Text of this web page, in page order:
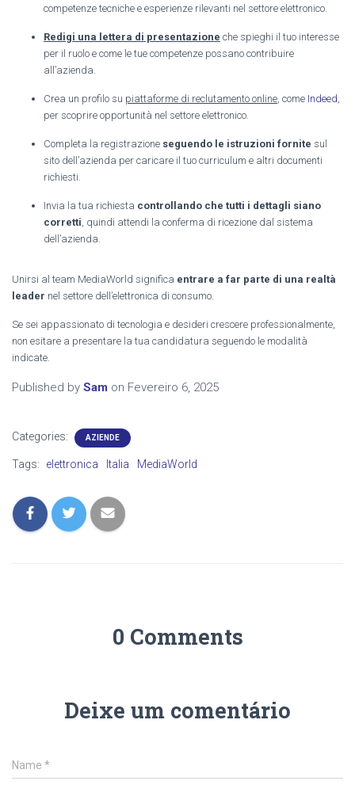
competenze tecniche e esperienze rilevanti nel settore elettronico.
Redigi una lettera di presentazione che spieghi il tuo interesse
per il ruolo e come le tue competenze possano contribuire
all’azienda.
Crea un profilo su piattaforme di reclutamento online , come Indeed
per scoprire opportunità nel settore elettronico.
Completa la registrazione seguendo le istruzioni fornite sul
sito dell’azienda per caricare il tuo curriculum e altri documenti
richiesti.
Invia la tua richiesta controllando che tutti i dettagli siano
corretti , quindi attendi la conferma di ricezione dal sistema
dell’azienda.
Unirsi al team MediaWorld significa entrare a far parte di una realtà
leader nel settore dell’elettronica di consumo.
Se sei appassionato di tecnologia e desideri crescere professionalmente,
non esitare a presentare la tua candidatura seguendo le modalità
indicate.
Published by Sam on Fevereiro 6, 2025
Categories: AZIENDE
Tags: elettronica Italia MediaWorld
0 Comments
Deixe um comentário
Name *